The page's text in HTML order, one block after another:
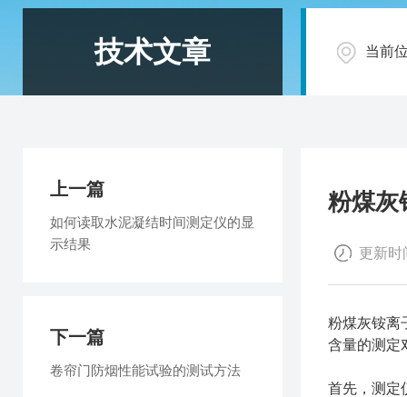
技术文章 当前
粉煤灰
更新时
粉煤灰铵离
含量的测定
首先，测定
上一篇
如何读取水泥凝结时间测定仪的显
示结果
下一篇
卷帘门防烟性能试验的测试方法